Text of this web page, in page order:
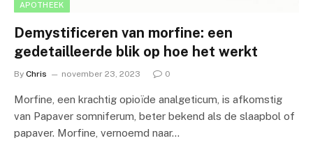
APOTHEEK
Demystificeren van morfine: een
gedetailleerde blik op hoe het werkt
By Chris november 23, 2023 0
Morfine, een krachtig opioïde analgeticum, is afkomstig
van Papaver somniferum, beter bekend als de slaapbol of
papaver. Morfine, vernoemd naar…